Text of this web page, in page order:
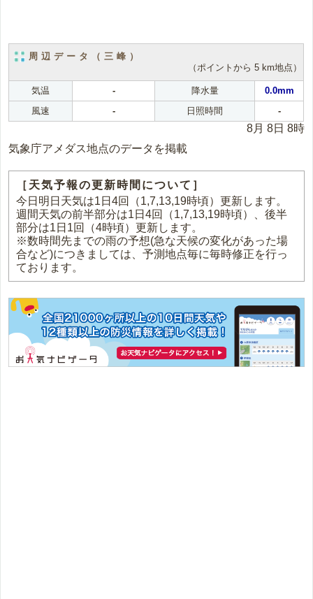
周辺データ（三峰）
（ポイントから 5 km地点）
気温 - 降水量
0.0mm
風速
- 日照時間 -
8月 8日 8時
気象庁アメダス地点のデータを掲載
［天気予報の更新時間について］
今日明日天気は1日4回（1,7,13,19時頃）更新します。
週間天気の前半部分は1日4回（1,7,13,19時頃）、後半
部分は1日1回（4時頃）更新します。
※数時間先までの雨の予想(急な天候の変化があった場
合など)につきましては、予測地点毎に毎時修正を行っ
ております。